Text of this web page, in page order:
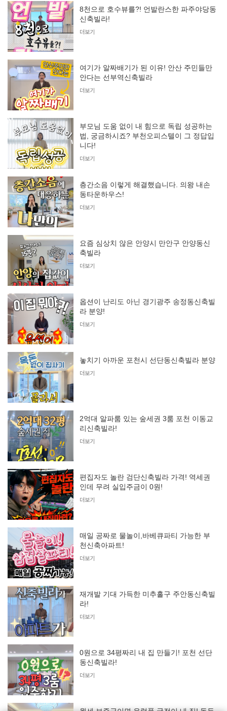
8천으로 호수뷰를?! 언발란스한 파주야당동
신축빌라!
더보기
여기가 알짜배기가 된 이유! 안산 주민들만
안다는 선부역신축빌라
더보기
부모님 도움 없이 내 힘으로 독립 성공하는
법, 궁금하시죠? 부천오피스텔이 그 정답입
니다!
더보기
층간소음 이렇게 해결했습니다. 의왕 내손
동타운하우스!
더보기
요즘 심상치 않은 안양시 만안구 안양동신
축빌라
더보기
옵션이 난리도 아닌 경기광주 송정동신축빌
라 분양!
더보기
놓치기 아까운 포천시 선단동신축빌라 분양
더보기
2억대 알파룸 있는 숲세권 3룸 포천 이동교
리신축빌라!
더보기
편집자도 놀란 검단신축빌라 가격! 역세권
인데 무려 실입주금이 0원!
더보기
매일 공짜로 물놀이,바베큐파티 가능한 부
천신축아파트!
더보기
재개발 기대 가득한 미추홀구 주안동신축빌
라!
더보기
0원으로 34평짜리 내 집 만들기! 포천 선단
동신축빌라!
더보기